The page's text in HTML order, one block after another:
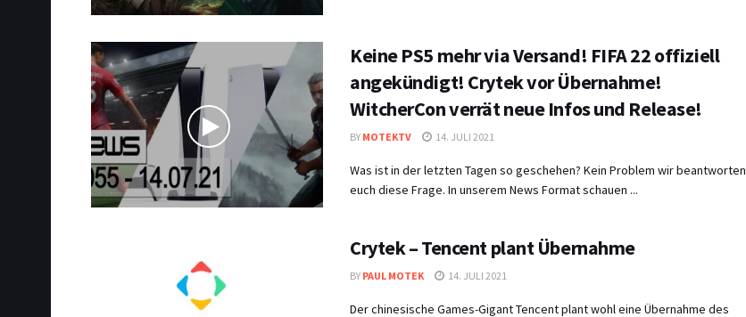
Keine PS5 mehr via Versand! FIFA 22 offiziell
angekündigt! Crytek vor Übernahme!
WitcherCon verrät neue Infos und Release!
BY MOTEKTV 14. JULI 2021
Was ist in der letzten Tagen so geschehen? Kein Problem wir beantworten
euch diese Frage. In unserem News Format schauen ...
Crytek – Tencent plant Übernahme
BY PAUL MOTEK 14. JULI 2021
Der chinesische Games-Gigant Tencent plant wohl eine Übernahme des